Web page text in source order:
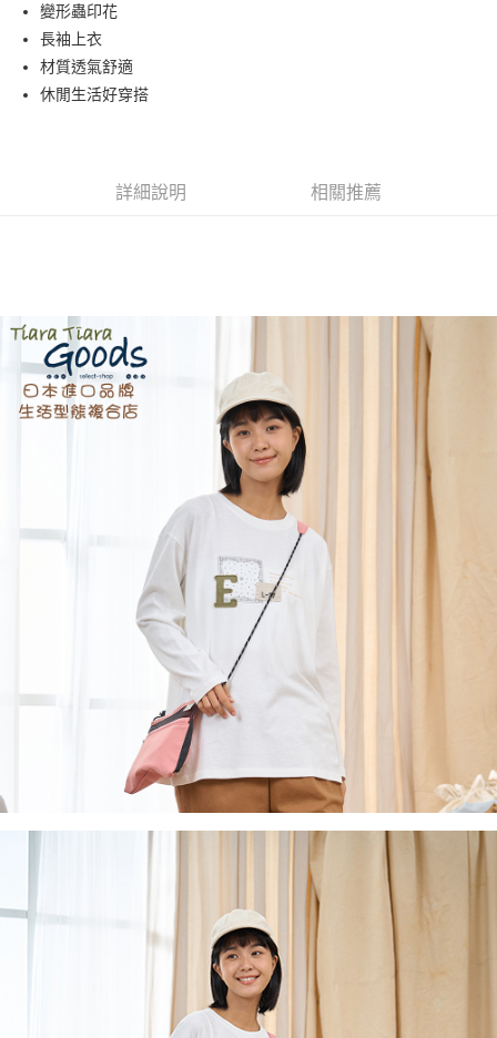
悠遊付
AFTEE先享後付
相關說明
２．便利：只要手機號碼，簡訊認證，即可結帳。
３．收到繳費通知簡訊後14天內，點擊此簡訊中的連結，可透過四大超商／
ATM／網路銀行／等多元方式進行付款，方視為交易完成。
※ 請注意：結帳手續完成當下不需立刻繳費，但若您需要取消訂單，請聯絡
購買商品的店家。未經商家同意取消之訂單仍視為有效，需透過AFTEE先享
後付繳納相關費用。
※ 交易是否成功請以「AFTEE先享後付 」之結帳頁面顯示為準，若有關於
是否繳費成功／繳費後需取消欲退款等相關疑問，請聯繫「AFTEE先享後付
https://netprotections.freshdesk.com/support/home
１．透過由恩沛科技股份有限公司提供之「AFTEE先享後付」服務完成之交
易，需依本服務之必要範圍內提供個人資料，並將交易相關給付款項請求債
權轉讓予恩沛科技股份有限公司。
２．關於個人資料處理事宜，請瀏覽以下網址：
https://aftee.tw/terms/#terms3
３．未成年的使用者請事先徵得法定代理人或監護人之同意方可使用
「AFTEE先享後付」，若未經同意申辦者引起之損失，本公司不負相關責
４．使用「AFTEE先享後付」時，將依據個別帳號之用戶狀況，依本公司即
時審查核予不同之上限額度；若仍有額度不足之情形，本公司將視審查結果
請求用戶進行身份認證。
５．嚴禁一人註冊多個帳號或使用他人資訊註冊。若發現惡意使用之情形，
恩沛科技股份有限公司將有權停止該用戶之使用額度並採取法律行動。
每筆NT$60，滿NT$1,800(含以上)免運費
7-11取貨付款
每筆NT$60，滿NT$2,000(含以上)免運費
每筆NT$60，滿NT$2,000(含以上)免運費
黑貓宅急便(包裹尺寸60cm以下)
每筆NT$100，滿NT$2,000(含以上)免運費
黑貓宅急便(包裹尺寸90cm以下)
每筆NT$140，滿NT$2,000(含以上)免運費
變形蟲印花
長袖上衣
材質透氣舒適
休閒生活好穿搭
詳細說明 相關推薦